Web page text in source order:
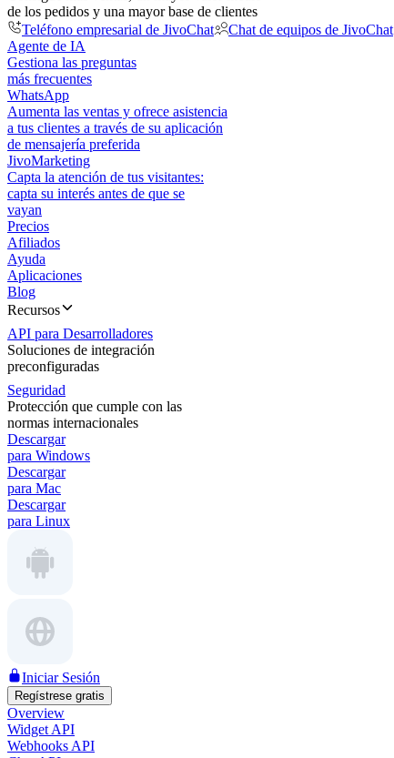
de los pedidos y una mayor base de clientes
Teléfono empresarial de JivoChat
Chat de equipos de JivoChat
Agente de IA
Gestiona las preguntas
más frecuentes
WhatsApp
Aumenta las ventas y ofrece asistencia
a tus clientes a través de su aplicación
de mensajería preferida
JivoMarketing
Capta la atención de tus visitantes:
capta su interés antes de que se
vayan
Precios
Afiliados
Ayuda
Aplicaciones
Blog
Recursos
API para Desarrolladores
Soluciones de integración
preconfiguradas
Seguridad
Protección que cumple con las
normas internacionales
Descargar
para Windows
Descargar
para Mac
Descargar
para Linux
Iniciar Sesión
Regístrese gratis
Overview
Widget API
Webhooks API